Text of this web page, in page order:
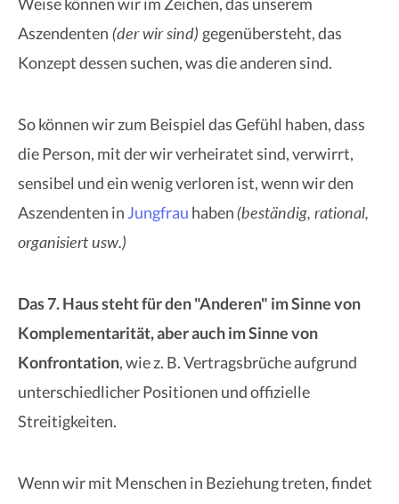
Aszendenten (der wir sind) gegenübersteht, das
Konzept dessen suchen, was die anderen sind.
So können wir zum Beispiel das Gefühl haben, dass
die Person, mit der wir verheiratet sind, verwirrt,
sensibel und ein wenig verloren ist, wenn wir den
Aszendenten in Jungfrau haben(beständig, rational,
organisiert usw.)
Das 7. Haus steht für den "Anderen" im Sinne von
Komplementarität, aber auch im Sinne von
Konfrontation, wie z. B. Vertragsbrüche aufgrund
unterschiedlicher Positionen und offizielle
Streitigkeiten.
Wenn wir mit Menschen in Beziehung treten, findet